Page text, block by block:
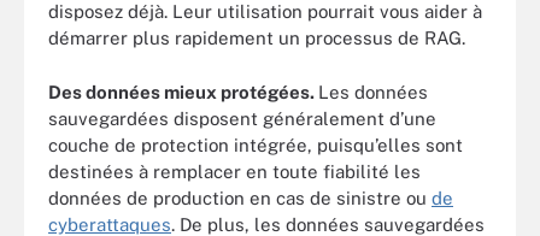
disposez déjà. Leur utilisation pourrait vous aider à
démarrer plus rapidement un processus de RAG.
Des données mieux protégées. Les données
sauvegardées disposent généralement d’une
couche de protection intégrée, puisqu’elles sont
destinées à remplacer en toute fiabilité les
données de production en cas de sinistre ou de
cyberattaques. De plus, les données sauvegardées